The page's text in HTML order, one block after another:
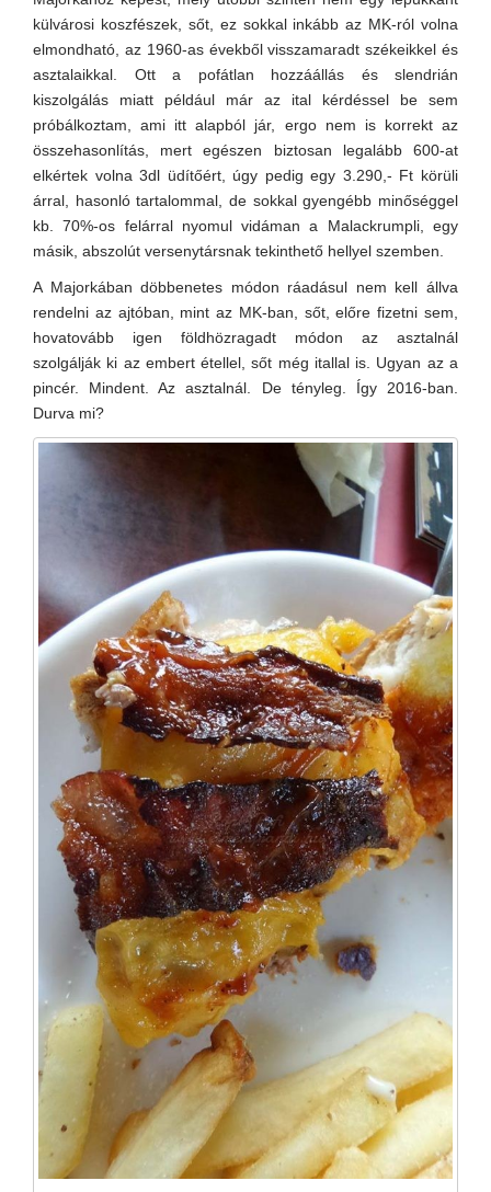
külvárosi koszfészek, sőt, ez sokkal inkább az MK-ról volna
elmondható, az 1960-as évekből visszamaradt székeikkel és
asztalaikkal. Ott a pofátlan hozzáállás és slendrián
kiszolgálás miatt például már az ital kérdéssel be sem
próbálkoztam, ami itt alapból jár, ergo nem is korrekt az
összehasonlítás, mert egészen biztosan legalább 600-at
elkértek volna 3dl üdítőért, úgy pedig egy 3.290,- Ft körüli
árral, hasonló tartalommal, de sokkal gyengébb minőséggel
kb. 70%-os felárral nyomul vidáman a Malackrumpli, egy
másik, abszolút versenytársnak tekinthető hellyel szemben.
A Majorkában döbbenetes módon ráadásul nem kell állva
rendelni az ajtóban, mint az MK-ban, sőt, előre fizetni sem,
hovatovább igen földhözragadt módon az asztalnál
szolgálják ki az embert étellel, sőt még itallal is. Ugyan az a
pincér. Mindent. Az asztalnál. De tényleg. Így 2016-ban.
Durva mi?